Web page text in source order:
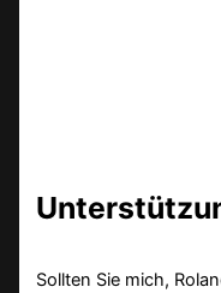
Sollten Sie mich,